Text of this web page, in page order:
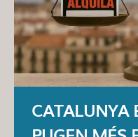
CATALUNYA